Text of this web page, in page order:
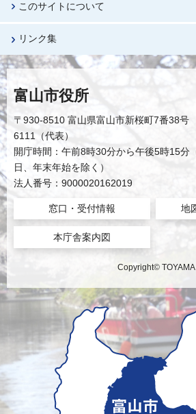
このサイトについて
リンク集
富山市役所
〒930-8510 富山県富山市新桜町7番38
6111（代表）
開庁時間：午前8時30分から午後5時15分
日、年末年始を除く）
法人番号：9000020162019
窓口・受付情報 地
本庁舎案内図
Copyright©